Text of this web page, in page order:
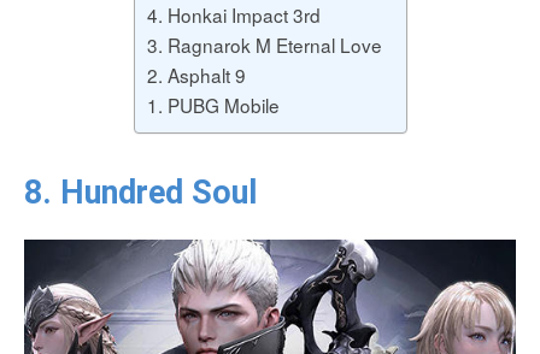
4. Honkai Impact 3rd
3. Ragnarok M Eternal Love
2. Asphalt 9
1. PUBG Mobile
8. Hundred Soul